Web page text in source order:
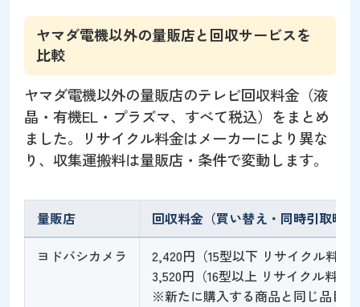
ヤマダ電機以外の量販店と回収サービスを
比較
ヤマダ電機以外の量販店のテレビ回収料金（液
晶・有機EL・プラズマ、すべて税込）をまとめ
ました。リサイクル料金はメーカーにより異な
り、収集運搬料は量販店・条件で変動します。
量販店
回収料金（買い替え・同時引取時
ヨドバシカメラ
2,420円（15型以下 リサイクル料金
3,520円（16型以上 リサイクル料金
※新たに購入する商品と同じ品目